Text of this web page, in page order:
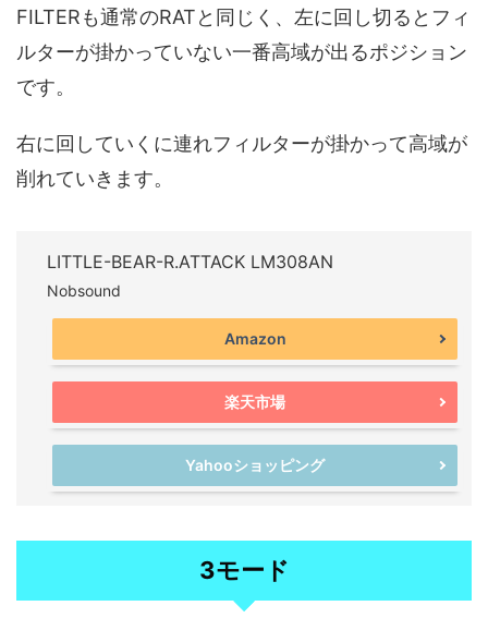
FILTERも通常のRATと同じく、左に回し切るとフィ
ルターが掛かっていない一番高域が出るポジション
です。
右に回していくに連れフィルターが掛かって高域が
削れていきます。
LITTLE-BEAR-R.ATTACK LM308AN
Nobsound
Amazon
楽天市場
Yahooショッピング
3モード